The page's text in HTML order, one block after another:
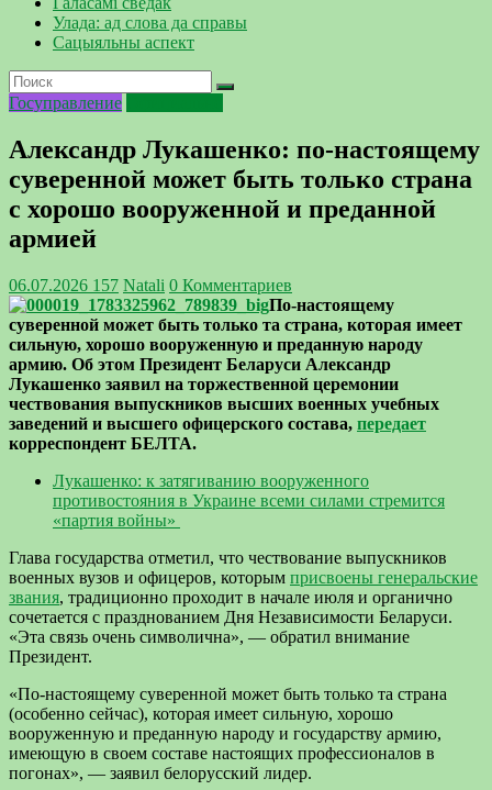
Улада: ад слова да справы
Сацыяльны аспект
Госуправление
Александр Лукашенко: по-настоящему
суверенной может быть только страна
с хорошо вооруженной и преданной
армией
06.07.2026 157 Natali 0 Комментариев
По-настоящему
суверенной может быть только та страна, которая имеет
сильную, хорошо вооруженную и преданную народу
армию. Об этом Президент Беларуси Александр
Лукашенко заявил на торжественной церемонии
чествования выпускников высших военных учебных
заведений и высшего офицерского состава, передает
корреспондент БЕЛТА.
Лукашенко: к затягиванию вооруженного
противостояния в Украине всеми силами стремится
«партия войны»
Глава государства отметил, что чествование выпускников
военных вузов и офицеров, которым присвоены генеральские
звания, традиционно проходит в начале июля и органично
сочетается с празднованием Дня Независимости Беларуси.
«Эта связь очень символична», — обратил внимание
Президент.
«По-настоящему суверенной может быть только та страна
(особенно сейчас), которая имеет сильную, хорошо
вооруженную и преданную народу и государству армию,
имеющую в своем составе настоящих профессионалов в
погонах», — заявил белорусский лидер.